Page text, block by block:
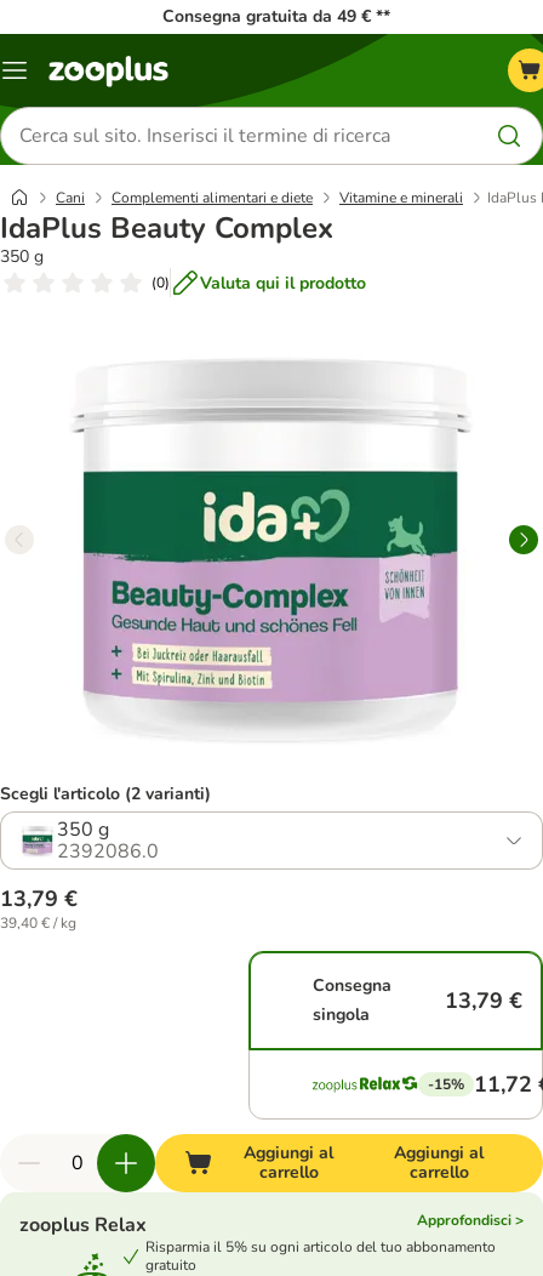
Consegna gratuita da 49 € **
Overview
Cerca
prodotti
Cani Complementi alimentari e diete Vitamine e minerali IdaPlus
IdaPlus Beauty Complex
350 g
(0) Valuta qui il prodotto
Scegli l'articolo (2 varianti)
350 g
2392086.0
13,79 €
39,40 € / kg
Consegna
singola
13,79 €
-15% 11,72
Aggiungi al
carrello
Aggiungi al
carrello
zooplus Relax
Approfondisci >
Risparmia il 5% su ogni articolo del tuo abbonamento
gratuito